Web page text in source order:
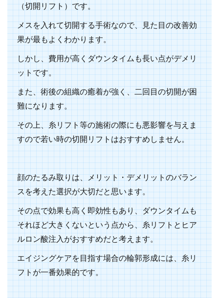
（切開リフト）です。
メスを入れて切開する手術なので、見た目の改善効
果が最もよくわかります。
しかし、費用が高くダウンタイムも長い点がデメリ
ットです。
また、術後の組織の癒着が強く、二回目の切開が困
難になります。
その上、糸リフト等の施術の際にも悪影響を与えま
すので若い時の切開リフトはおすすめしません。
顔のたるみ取りは、メリット・デメリットのバラン
スを考えた選択が大切だと思います。
その点で効果も高く即効性もあり、ダウンタイムも
それほど大きくないという点から、糸リフトとヒア
ルロン酸注入がおすすめだと考えます。
エイジングケアを目指す場合の輪郭形成には、糸リ
フトが一番効果的です。